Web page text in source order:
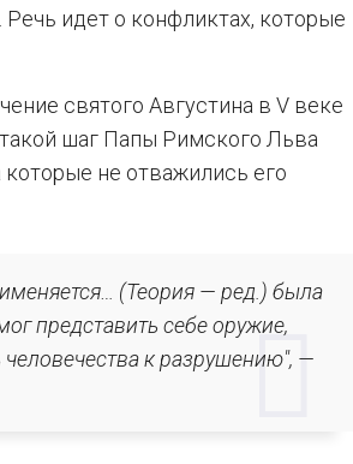
идет о конфликтах, которые
святого Августина в V веке
шаг Папы Римского Льва
не отважились его
(Теория — ред.) была
представить себе оружие,
к разрушению", —